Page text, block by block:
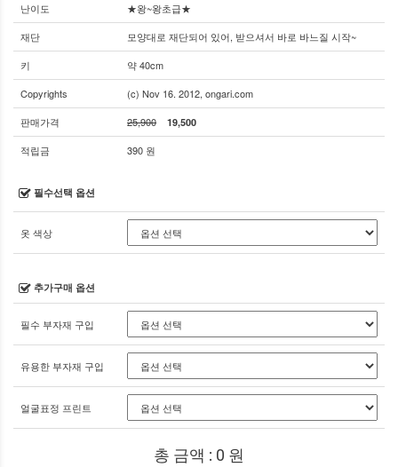
난이도
★왕~왕초급★
재단
모양대로 재단되어 있어, 받으셔서 바로 바느질 시작~
키
약 40cm
Copyrights
(c) Nov 16. 2012, ongari.com
판매가격
25,900 19,500
적립금 390 원
필수선택 옵션
옷 색상
추가구매 옵션
필수 부자재 구입
유용한 부자재 구입
얼굴표정 프린트
총 금액 : 0 원